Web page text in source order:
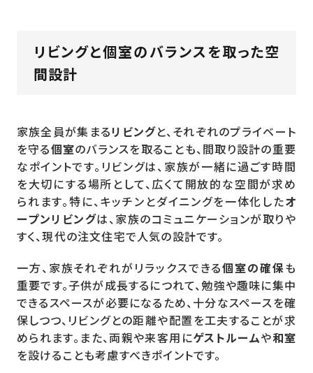
リビングと個室のバランスを取った空
間設計
家族全員が集まるリビングと、それぞれのプライベート
を守る個室のバランスを取ることも、間取り設計の重要
なポイントです。リビングは、家族が一緒に過ごす時間
を大切にする場所として、広くて開放的な空間が求め
られます。特に、キッチンとダイニングを一体化したオ
ープンリビングは、家族のコミュニケーションが取りや
すく、現代の注文住宅で人気の設計です。
一方、家族それぞれがリラックスできる個室の確保も
重要です。子供が成長するにつれて、勉強や趣味に集中
できるスペースが必要になるため、十分なスペースを確
保しつつ、リビングとの距離や配置を工夫することが求
められます。また、両親や来客用にゲストルームや和室
を設けることも考慮すべきポイントです。